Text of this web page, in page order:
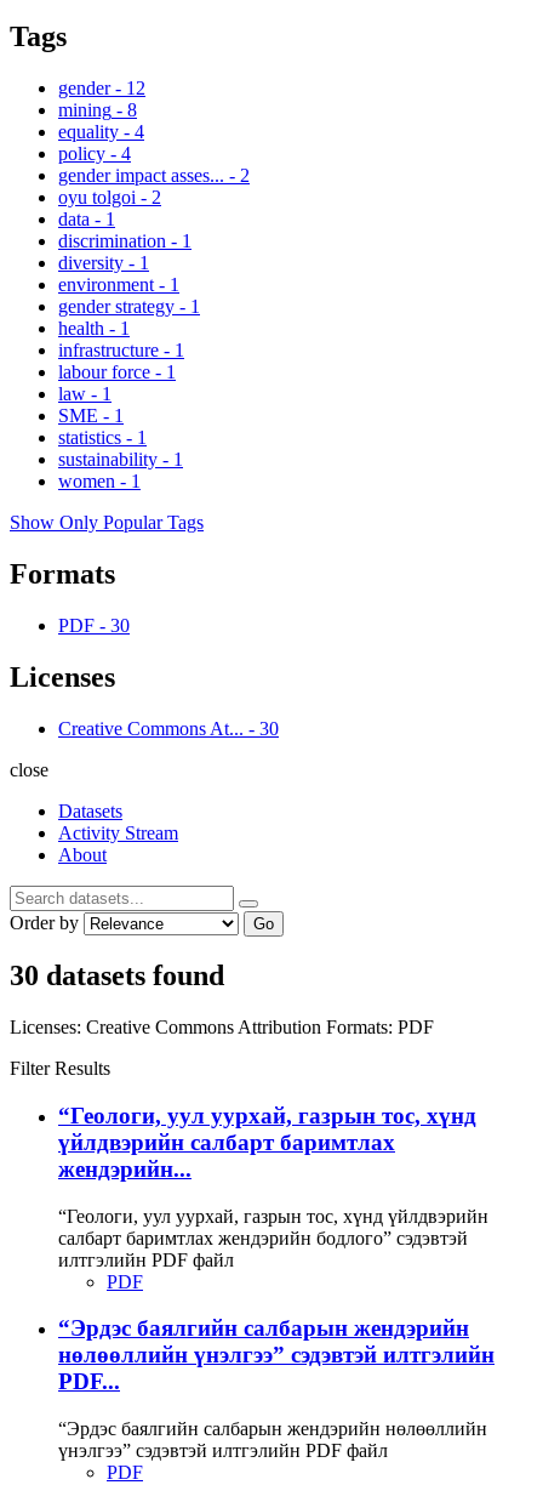
Tags
gender - 12
mining - 8
equality - 4
policy - 4
gender impact asses... - 2
oyu tolgoi - 2
data - 1
discrimination - 1
diversity - 1
environment - 1
gender strategy - 1
health - 1
infrastructure - 1
labour force - 1
law - 1
SME - 1
statistics - 1
sustainability - 1
women - 1
Show Only Popular Tags
Formats
PDF - 30
Licenses
Creative Commons At... - 30
close
Datasets
Activity Stream
About
Order by Go
30 datasets found
Licenses: Creative Commons Attribution Formats: PDF
Filter Results
“Геологи, уул уурхай, газрын тос, хүнд
үйлдвэрийн салбарт баримтлах
жендэрийн...
“Геологи, уул уурхай, газрын тос, хүнд үйлдвэрийн
салбарт баримтлах жендэрийн бодлого” сэдэвтэй
илтгэлийн PDF файл
PDF
“Эрдэс баялгийн салбарын жендэрийн
нөлөөллийн үнэлгээ” сэдэвтэй илтгэлийн
PDF...
“Эрдэс баялгийн салбарын жендэрийн нөлөөллийн
үнэлгээ” сэдэвтэй илтгэлийн PDF файл
PDF